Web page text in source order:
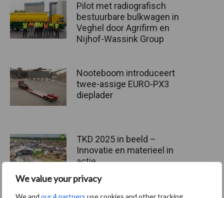
We value your privacy
We and our 4 partners use cookies and other tracking
Pilot met radiografisch
bestuurbare bulkwagen in
Veghel door Agrifirm en
Nijhof-Wassink Group
Nooteboom introduceert
twee-assige EURO-PX3
dieplader
TKD 2025 in beeld –
Innovatie en materieel in
actie